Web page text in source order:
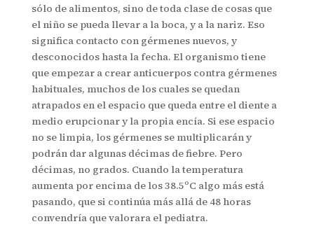
sólo de alimentos, sino de toda clase de cosas que
el niño se pueda llevar a la boca, y a la nariz. Eso
significa contacto con gérmenes nuevos, y
desconocidos hasta la fecha. El organismo tiene
que empezar a crear anticuerpos contra gérmenes
habituales, muchos de los cuales se quedan
atrapados en el espacio que queda entre el diente a
medio erupcionar y la propia encía. Si ese espacio
no se limpia, los gérmenes se multiplicarán y
podrán dar algunas décimas de fiebre. Pero
décimas, no grados. Cuando la temperatura
aumenta por encima de los 38.5ºC algo más está
pasando, que si continúa más allá de 48 horas
convendría que valorara el pediatra.